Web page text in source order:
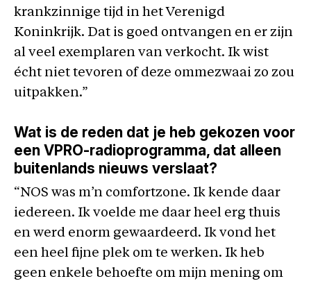
krankzinnige tijd in het Verenigd
Koninkrijk. Dat is goed ontvangen en er zijn
al veel exemplaren van verkocht. Ik wist
écht niet tevoren of deze ommezwaai zo zou
uitpakken.”
Wat is de reden dat je heb gekozen voor
een VPRO-radioprogramma, dat alleen
buitenlands nieuws verslaat?
“NOS was m’n comfortzone. Ik kende daar
iedereen. Ik voelde me daar heel erg thuis
en werd enorm gewaardeerd. Ik vond het
een heel fijne plek om te werken. Ik heb
geen enkele behoefte om mijn mening om